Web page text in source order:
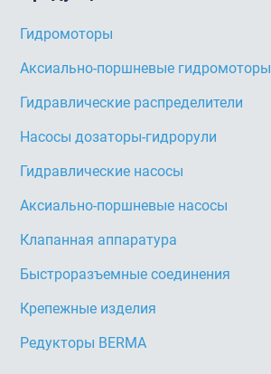
Гидромоторы
Аксиально-поршневые гидромоторы
Гидравлические распределители
Насосы дозаторы-гидрорули
Гидравлические насосы
Аксиально-поршневые насосы
Клапанная аппаратура
Быстроразъемные соединения
Крепежные изделия
Редукторы BERMA